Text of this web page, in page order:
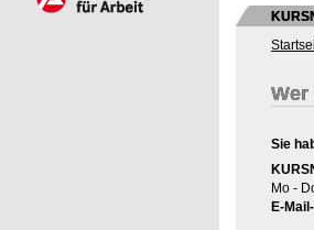
Sie
Mo -
E-